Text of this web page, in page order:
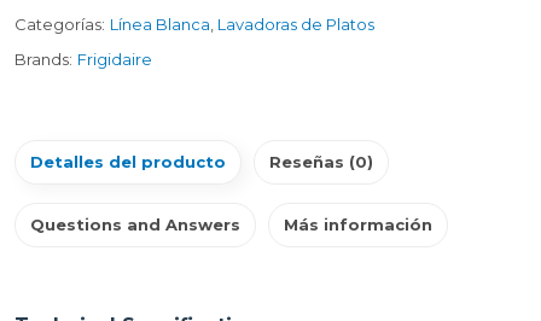
Categorías: Línea Blanca Lavadoras de Platos
Brands: Frigidaire
Detalles del producto Reseñas (0)
Questions and Answers Más información